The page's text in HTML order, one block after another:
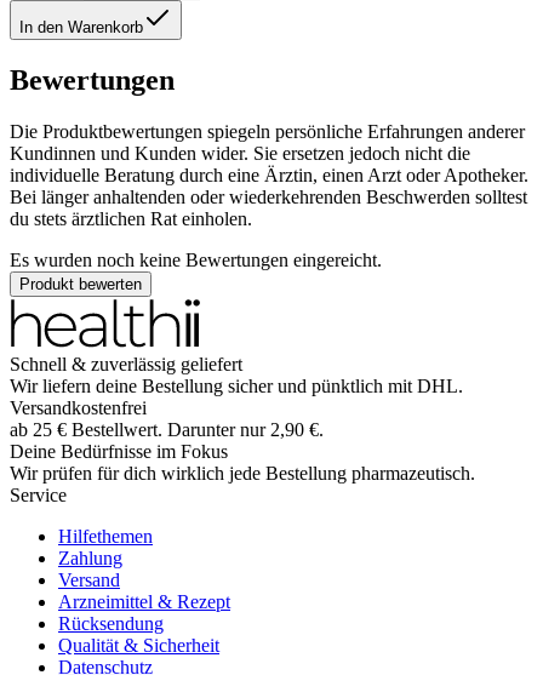
In den Warenkorb
Bewertungen
Die Produktbewertungen spiegeln persönliche Erfahrungen anderer
Kundinnen und Kunden wider. Sie ersetzen jedoch nicht die
individuelle Beratung durch eine Ärztin, einen Arzt oder Apotheker.
Bei länger anhaltenden oder wiederkehrenden Beschwerden solltest
du stets ärztlichen Rat einholen.
Es wurden noch keine Bewertungen eingereicht.
Produkt bewerten
Schnell & zuverlässig geliefert
Wir liefern deine Bestellung sicher und pünktlich mit DHL.
Versandkostenfrei
ab 25 € Bestellwert. Darunter nur 2,90 €.
Deine Bedürfnisse im Fokus
Wir prüfen für dich wirklich jede Bestellung pharmazeutisch.
Service
Hilfethemen
Zahlung
Versand
Arzneimittel & Rezept
Rücksendung
Qualität & Sicherheit
Datenschutz